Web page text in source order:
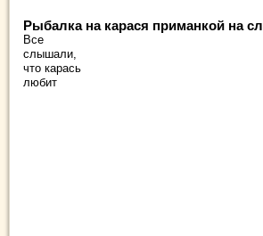
Рыбалка на карася приманкой на
Все
слышали,
что карась
любит